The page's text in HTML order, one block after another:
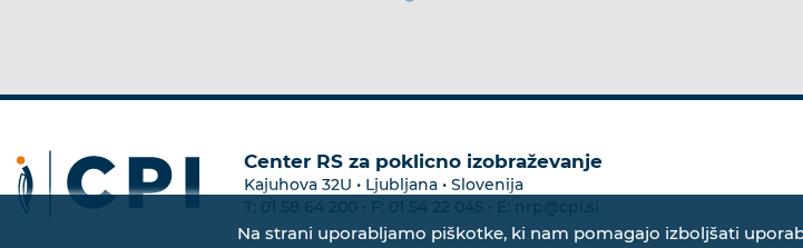
Na strani uporabljamo piškotke, ki nam pomagajo izboljšati
Center RS za poklicno izobraževanje
Kajuhova 32U • Ljubljana • Slovenija
T: 01 58 64 200 • F: 01 54 22 045 • E: nrp@cpi.si